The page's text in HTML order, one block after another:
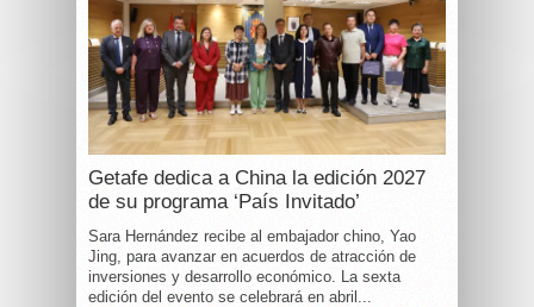
Getafe dedica a China la edición 2027
de su programa ‘País Invitado’
Sara Hernández recibe al embajador chino, Yao
Jing, para avanzar en acuerdos de atracción de
inversiones y desarrollo económico. La sexta
edición del evento se celebrará en abril...